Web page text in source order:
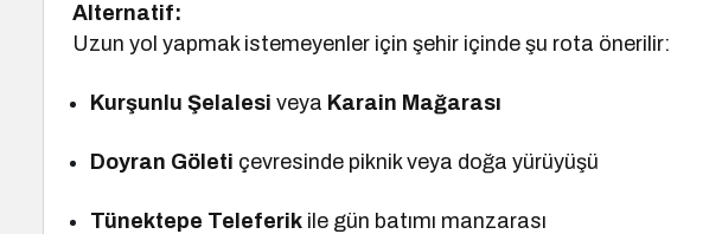
Alternatif:
Uzun yol yapmak istemeyenler için şehir içinde şu rota önerilir:
Kurşunlu Şelalesi veya Karain Mağarası
Doyran Göleti çevresinde piknik veya doğa yürüyüşü
Tünektepe Teleferik ile gün batımı manzarası